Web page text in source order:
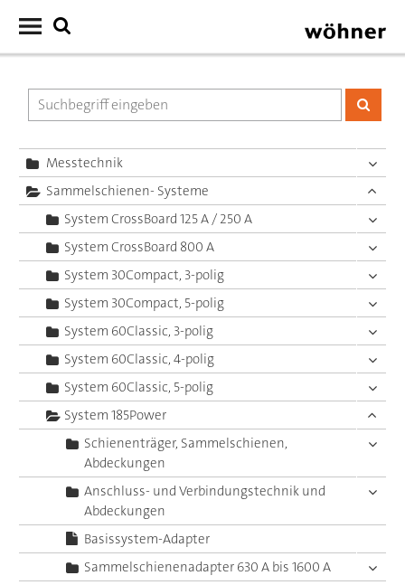
Messtechnik
Sammelschienen- Systeme
System CrossBoard 125 A / 250 A
System CrossBoard 800 A
System 30Compact, 3-polig
System 30Compact, 5-polig
System 60Classic, 3-polig
System 60Classic, 4-polig
System 60Classic, 5-polig
System 185Power
Schienenträger, Sammelschienen,
Abdeckungen
Anschluss- und Verbindungstechnik und
Abdeckungen
Basissystem-Adapter
Sammelschienenadapter 630 A bis 1600 A